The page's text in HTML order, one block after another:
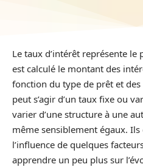
Le taux d’intérêt représente
est calculé le montant des
fonction du type de prêt et
peut s’agir d’un taux fixe ou
varier d’une structure à une
même sensiblement égaux.
l’influence de quelques
apprendre un peu plus sur